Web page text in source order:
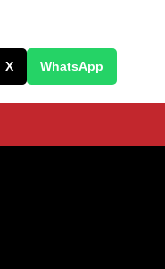
X WhatsApp